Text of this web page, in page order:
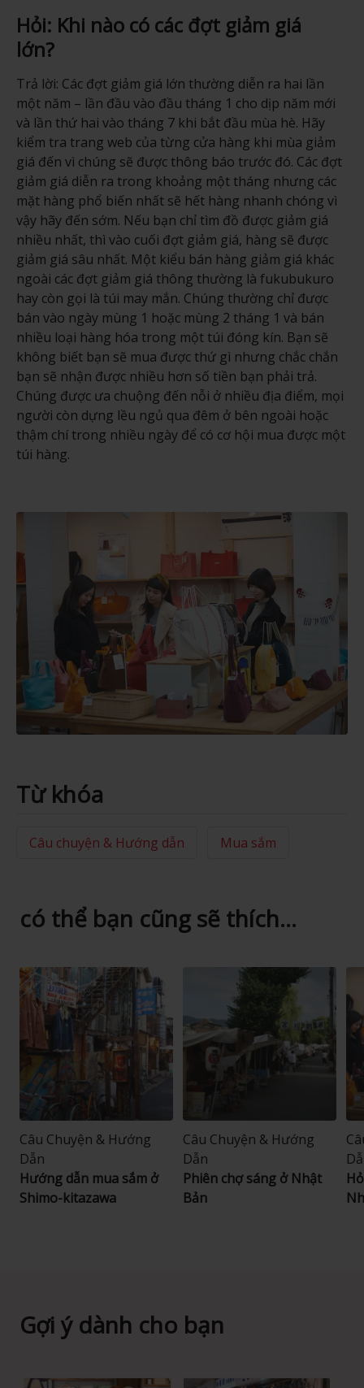
Hỏi: Khi nào có các đợt giảm giá
lớn?
Trả lời: Các đợt giảm giá lớn thường diễn ra hai lần
một năm – lần đầu vào đầu tháng 1 cho dịp năm mới
và lần thứ hai vào tháng 7 khi bắt đầu mùa hè. Hãy
kiểm tra trang web của từng cửa hàng khi mùa giảm
giá đến vì chúng sẽ được thông báo trước đó. Các đợt
giảm giá diễn ra trong khoảng một tháng nhưng các
mặt hàng phổ biến nhất sẽ hết hàng nhanh chóng vì
vậy hãy đến sớm. Nếu bạn chỉ tìm đồ được giảm giá
nhiều nhất, thì vào cuối đợt giảm giá, hàng sẽ được
giảm giá sâu nhất. Một kiểu bán hàng giảm giá khác
ngoài các đợt giảm giá thông thường là fukubukuro
hay còn gọi là túi may mắn. Chúng thường chỉ được
bán vào ngày mùng 1 hoặc mùng 2 tháng 1 và bán
nhiều loại hàng hóa trong một túi đóng kín. Bạn sẽ
không biết bạn sẽ mua được thứ gì nhưng chắc chắn
bạn sẽ nhận được nhiều hơn số tiền bạn phải trả.
Chúng được ưa chuộng đến nỗi ở nhiều địa điểm, mọi
người còn dựng lều ngủ qua đêm ở bên ngoài hoặc
thậm chí trong nhiều ngày để có cơ hội mua được một
túi hàng.
Từ khóa
Câu chuyện & Hướng dẫn Mua sắm
có thể bạn cũng sẽ thích...
Câu Chuyện & Hướng
Dẫn
Hướng dẫn mua sắm ở
Shimo-kitazawa
Câu Chuyện & Hướng
Dẫn
Phiên chợ sáng ở Nhật
Bản
Gợi ý dành cho bạn